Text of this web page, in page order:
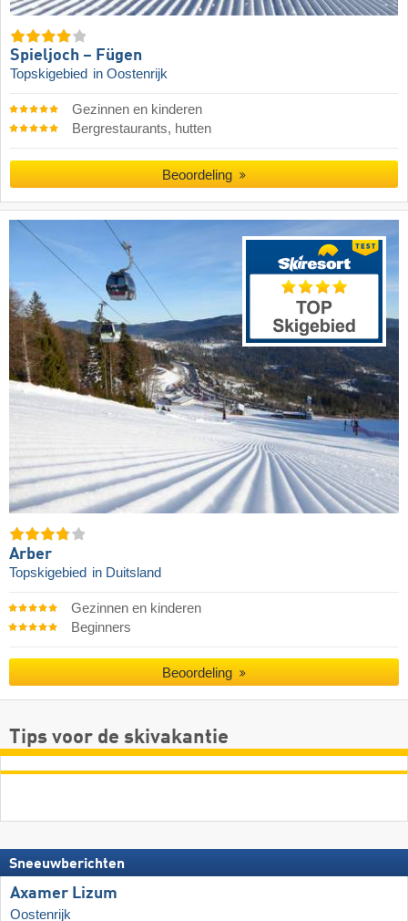
Spieljoch – Fügen
Topskigebied in Oostenrijk
Gezinnen en kinderen
Bergrestaurants, hutten
Beoordeling
Arber
Topskigebied in Duitsland
Gezinnen en kinderen
Beginners
Beoordeling
Tips voor de skivakantie
Sneeuwberichten
Axamer Lizum
Oostenrijk